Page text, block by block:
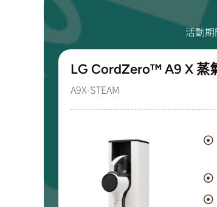
活動
LG CordZero™ A9 X 蒸
A9X-STEAM